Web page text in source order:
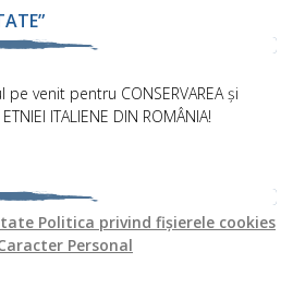
venit pentru CONSERVAREA și
ITALIENE DIN ROMÂNIA!
Politica privind fișierele cookies
Personal